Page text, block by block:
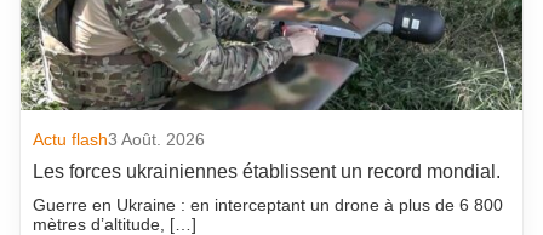
Actu flash3 Août. 2026
Les forces ukrainiennes établissent un record mondial.
Guerre en Ukraine : en interceptant un drone à plus de 6 800
mètres d’altitude, […]